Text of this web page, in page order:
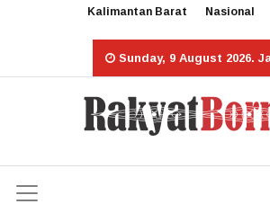
Kalimantan Barat Nasional
Sunday, 9 August 2026.